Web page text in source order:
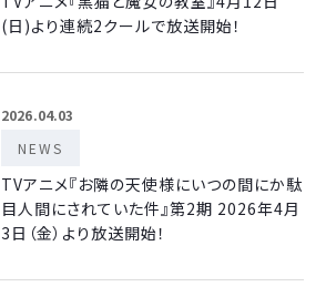
(日)より連続2クールで放送開始！
2026.04.03
NEWS
TVアニメ『お隣の天使様にいつの間にか駄
目人間にされていた件』第2期 2026年4月
3日（金）より放送開始！